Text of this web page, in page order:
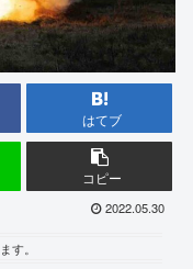
はてブ
コピー
2022.05.30
す。